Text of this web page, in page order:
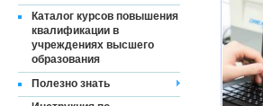
Каталог курсов повышения
квалификации в
учреждениях высшего
образования
Полезно знать